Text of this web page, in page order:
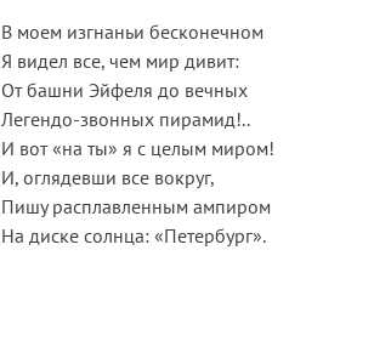
В моем изгнаньи бесконечном
Я видел все, чем мир дивит:
От башни Эйфеля до вечных
Легендо-звонных пирамид!..
И вот «на ты» я с целым миром!
И, оглядевши все вокруг,
Пишу расплавленным ампиром
На диске солнца: «Петербург».